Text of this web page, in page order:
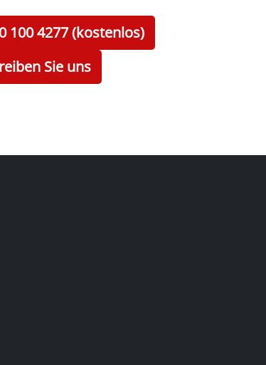
100 4277 (kostenlos)
Sie uns